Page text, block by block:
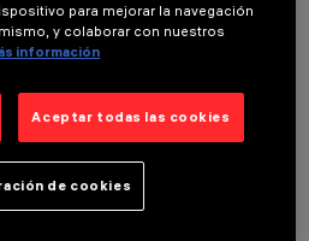
08/2026
para mejorar la navegación
y colaborar con nuestros
información
Aceptar todas las cookies
de cookies